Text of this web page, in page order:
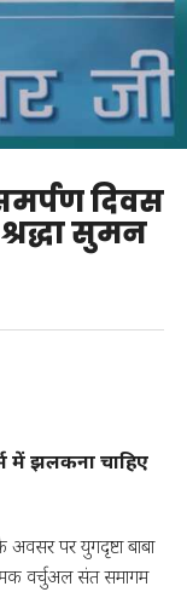
दिवस
सुमन
में झलकना चाहिए
अवसर पर युगदृष्टा बाबा
वर्चुअल संत समागम